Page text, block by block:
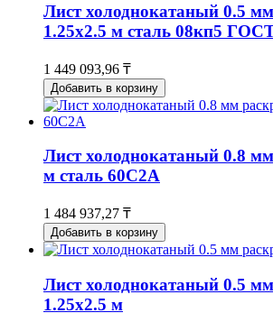
Лист холоднокатаный 0.5
1.25х2.5 м сталь 08кп5
1 449 093,96 ₸
Добавить в корзину
Лист холоднокатаный 0.8
м сталь 60С2А
1 484 937,27 ₸
Добавить в корзину
Лист холоднокатаный 0.5
1.25х2.5 м